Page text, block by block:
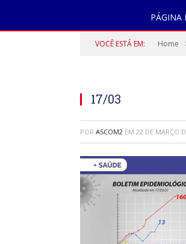
PÁGINA
VOCÊ ESTÁ EM: Home
17/03
POR ASCOM2 EM 22 DE MARÇO